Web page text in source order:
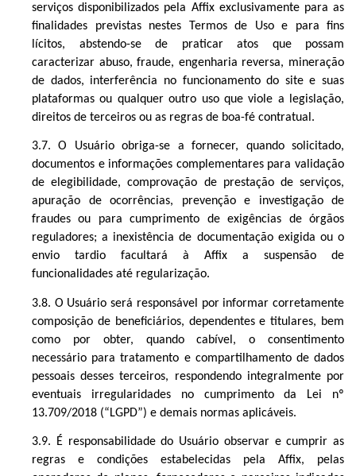
serviços disponibilizados pela Affix exclusivamente para as
finalidades previstas nestes Termos de Uso e para fins
lícitos, abstendo-se de praticar atos que possam
caracterizar abuso, fraude, engenharia reversa, mineração
de dados, interferência no funcionamento do site e suas
plataformas ou qualquer outro uso que viole a legislação,
direitos de terceiros ou as regras de boa-fé contratual.
3.7. O Usuário obriga-se a fornecer, quando solicitado,
documentos e informações complementares para validação
de elegibilidade, comprovação de prestação de serviços,
apuração de ocorrências, prevenção e investigação de
fraudes ou para cumprimento de exigências de órgãos
reguladores; a inexistência de documentação exigida ou o
envio tardio facultará à Affix a suspensão de
funcionalidades até regularização.
3.8. O Usuário será responsável por informar corretamente
composição de beneficiários, dependentes e titulares, bem
como por obter, quando cabível, o consentimento
necessário para tratamento e compartilhamento de dados
pessoais desses terceiros, respondendo integralmente por
eventuais irregularidades no cumprimento da Lei nº
13.709/2018 (“LGPD”) e demais normas aplicáveis.
3.9. É responsabilidade do Usuário observar e cumprir as
regras e condições estabelecidas pela Affix, pelas